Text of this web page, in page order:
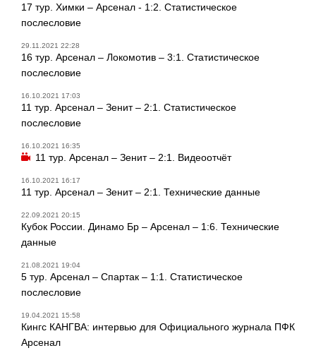
17 тур. Химки – Арсенал - 1:2. Статистическое
послесловие
29.11.2021 22:28
16 тур. Арсенал – Локомотив – 3:1. Статистическое
послесловие
16.10.2021 17:03
11 тур. Арсенал – Зенит – 2:1. Статистическое
послесловие
16.10.2021 16:35
11 тур. Арсенал – Зенит – 2:1. Видеоотчёт
16.10.2021 16:17
11 тур. Арсенал – Зенит – 2:1. Технические данные
22.09.2021 20:15
Кубок России. Динамо Бр – Арсенал – 1:6. Технические
данные
21.08.2021 19:04
5 тур. Арсенал – Спартак – 1:1. Статистическое
послесловие
19.04.2021 15:58
Кингс КАНГВА: интервью для Официального журнала ПФК
Арсенал